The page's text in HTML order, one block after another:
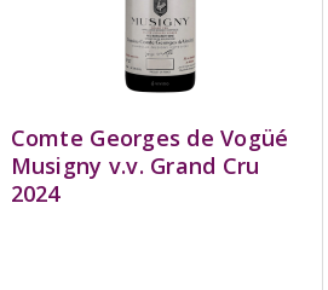
Comte Georges de Vogüé
Musigny v.v. Grand Cru
2024